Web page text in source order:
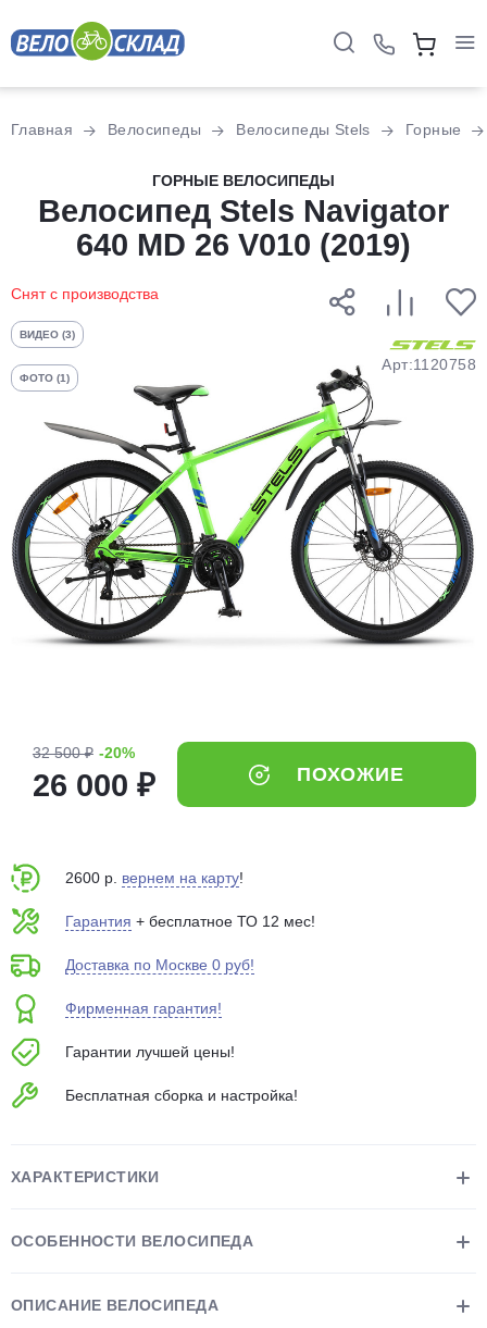
Главная Велосипеды Велосипеды Stels Горные
ГОРНЫЕ ВЕЛОСИПЕДЫ
Велосипед Stels Navigator
640 MD 26 V010 (2019)
Снят с производства
ВИДЕО (3)
ФОТО (1)
Арт:1120758
32 500 ₽ -20%
26 000 ₽ ПОХОЖИЕ
2600 р. вернем на карту!
Гарантия + бесплатное ТО 12 мес!
Доставка по Москве 0 руб!
Фирменная гарантия!
Гарантии лучшей цены!
Бесплатная сборка и настройка!
ХАРАКТЕРИСТИКИ
ОСОБЕННОСТИ ВЕЛОСИПЕДА
ОПИСАНИЕ ВЕЛОСИПЕДА
Разбейте
оплатуна части
без переплат
График платежей
25%
Добавляйте товары
в корзину
Оплачивайте сегодня только
25% картой любого банка
выбранный способом
75% будут
Подробнее
Остались вопросы?